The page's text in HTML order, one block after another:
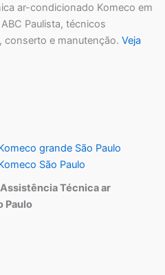
ar-condicionado Komeco em
Paulista, técnicos
conserto e manutenção. Veja
grande São Paulo
São Paulo
Técnica ar
Paulo